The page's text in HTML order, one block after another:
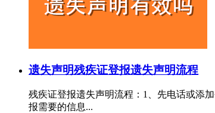
遗失声明残疾证登报遗失声明流程
残疾证登报遗失声明流程：1、先电话或添
报需要的信息...